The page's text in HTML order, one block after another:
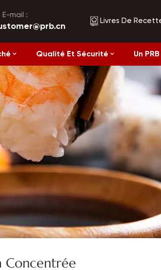
E-mail :
Livres De
Recettes
Alimentation saine
Qualité Et Sécurité Un
Concentrée